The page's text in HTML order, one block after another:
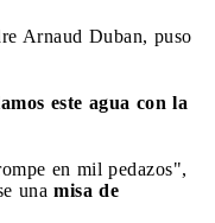
Arnaud Duban, puso
este agua con la
en mil pedazos",
una misa de